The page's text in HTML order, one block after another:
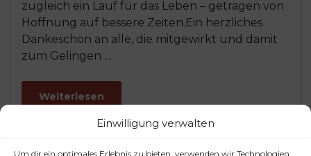
Einwilligung verwalten
Um dir ein optimales Erlebnis zu bieten, verwenden wir Technologien
zugleich ein Lauf für das Leben – getragen von
Hoffnung auf bessere Zeiten.Ein herzliches
Dankeschön an alle, die mitgewirkt und damit
zum Gelingen …
Weiterlesen